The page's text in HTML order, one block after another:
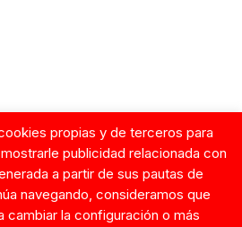
propias y de terceros para
publicidad relacionada con
a partir de sus pautas de
navegando, consideramos que
cambiar la configuración o más